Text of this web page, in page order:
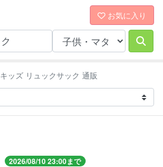
お気に入り
キッズ リュックサック 通販
2026/08/10 23:00まで